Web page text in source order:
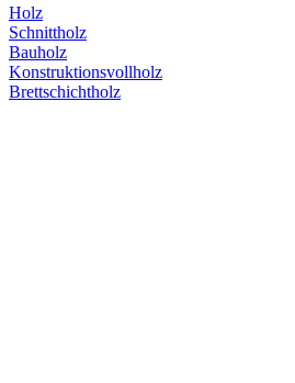
Holz
Schnittholz
Bauholz
Konstruktionsvollholz
Brettschichtholz